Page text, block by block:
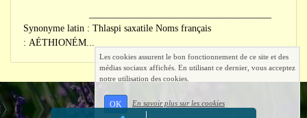
Synonyme latin : Thlaspi saxatile Noms français
: AÉTHIONÉM...
Les cookies assurent le bon fonctionnement de ce site et des
médias sociaux affichés. En utilisant ce dernier, vous acceptez
notre utilisation des cookies.
OK En savoir plus sur les cookies